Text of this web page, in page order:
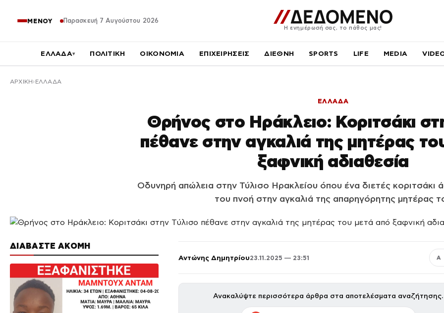
ΜΕΝΟΥ Παρασκευή 7 Αυγούστου 2026
Η ενημέρωσή σας, το πάθος μας!
ΕΛΛΑΔΑ▾ ΠΟΛΙΤΙΚΗ ΟΙΚΟΝΟΜΙΑ ΕΠΙΧΕΙΡΗΣΕΙΣ ΔΙΕΘΝΗ SPORTS LIFE MEDIA
ΑΡΧΙΚΉ ΕΛΛΑΔΑ
ΕΛΛΑΔΑ
Θρήνος στο Ηράκλειο: Κοριτσάκι
πέθανε στην αγκαλιά της μητέρας
ξαφνική αδιαθεσία
Οδυνηρή απώλεια στην Τύλισο Ηρακλείου όπου ένα διετές κοριτσάκι
του πνοή στην αγκαλιά της απαρηγόρητης μητέρας
ΔΙΑΒΑΣΤΕ ΑΚΟΜΗ
Αντώνης Δημητρίου23.11.2025 — 23:51 Α
Ανακαλύψτε περισσότερα άρθρα στα αποτελέσματα αναζήτησης.